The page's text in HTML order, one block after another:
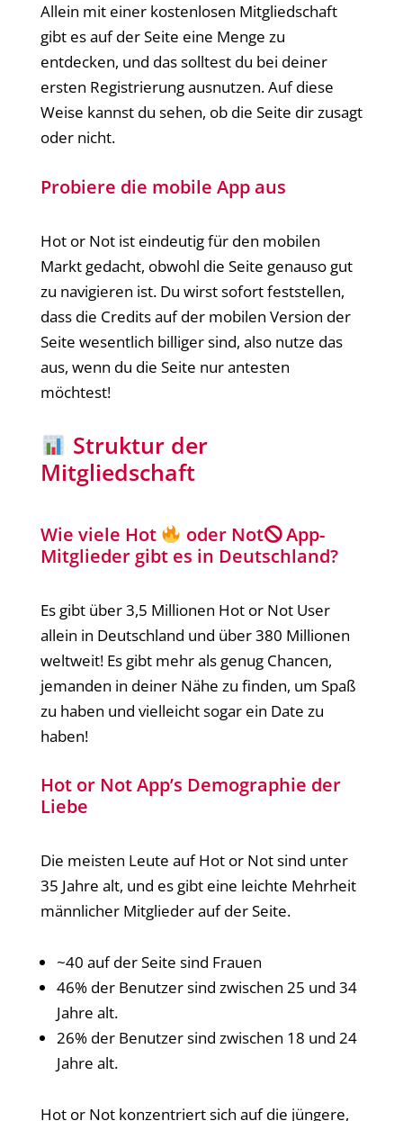
Allein mit einer kostenlosen Mitgliedschaft
gibt es auf der Seite eine Menge zu
entdecken, und das solltest du bei deiner
ersten Registrierung ausnutzen. Auf diese
Weise kannst du sehen, ob die Seite dir zusagt
oder nicht.
Probiere die mobile App aus
Hot or Not ist eindeutig für den mobilen
Markt gedacht, obwohl die Seite genauso gut
zu navigieren ist. Du wirst sofort feststellen,
dass die Credits auf der mobilen Version der
Seite wesentlich billiger sind, also nutze das
aus, wenn du die Seite nur antesten
möchtest!
Struktur der
Mitgliedschaft
Wie viele Hot
oder Not🛇 App-
Mitglieder gibt es in Deutschland?
Es gibt über 3,5 Millionen Hot or Not User
allein in Deutschland und über 380 Millionen
weltweit! Es gibt mehr als genug Chancen,
jemanden in deiner Nähe zu finden, um Spaß
zu haben und vielleicht sogar ein Date zu
haben!
Hot or Not App’s Demographie der
Liebe
Die meisten Leute auf Hot or Not sind unter
35 Jahre alt, und es gibt eine leichte Mehrheit
männlicher Mitglieder auf der Seite.
~40 auf der Seite sind Frauen
46% der Benutzer sind zwischen 25 und 34
Jahre alt.
26% der Benutzer sind zwischen 18 und 24
Jahre alt.
Hot or Not konzentriert sich auf die jüngere,